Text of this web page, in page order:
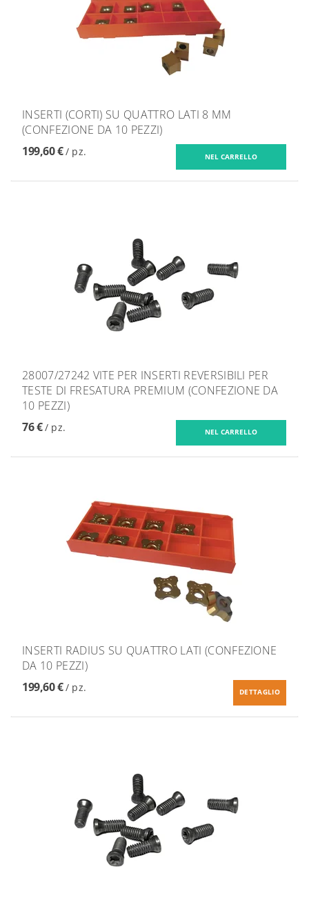
INSERTI (CORTI) SU QUATTRO LATI 8 MM
(CONFEZIONE DA 10 PEZZI)
199,60 €/ pz.
28007/27242 VITE PER INSERTI REVERSIBILI PER
TESTE DI FRESATURA PREMIUM (CONFEZIONE DA
10 PEZZI)
76 €/ pz.
INSERTI RADIUS SU QUATTRO LATI (CONFEZIONE
DA 10 PEZZI)
199,60 €/ pz. DETTAGLIO